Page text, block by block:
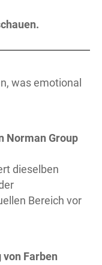
was emotional
Norman Group
dieselben
Bereich vor
Farben